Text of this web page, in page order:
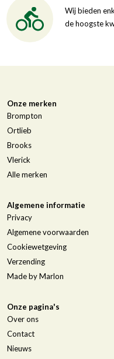
Wij bieden
de hoogste
Onze merken
Brompton
Ortlieb
Brooks
Vlerick
Alle merken
Algemene informatie
Privacy
Algemene voorwaarden
Cookiewetgeving
Verzending
Made by Marlon
Onze pagina's
Over ons
Contact
Nieuws